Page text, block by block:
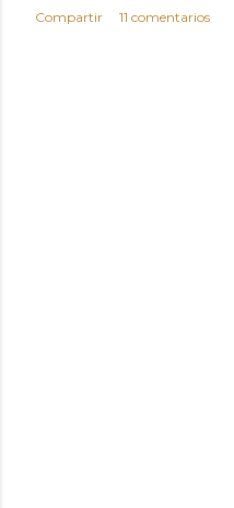
Compartir 11 comentarios